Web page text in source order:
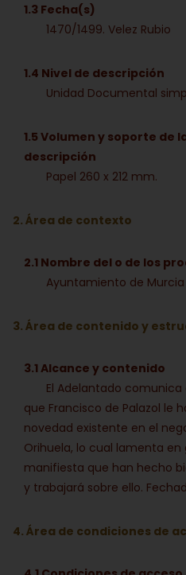
1.3 Fecha(s)
1470/1499. Velez Rubio
1.4 Nivel de descripción
Unidad Documental
1.5 Volumen y soporte de
descripción
Papel 260 x 212 mm.
2. Área de contexto
2.1 Nombre del o de los
Ayuntamiento de Murcia
3. Área de contenido y
3.1 Alcance y contenido
El Adelantado
que Francisco de Palazol le
novedad existente en el
Orihuela, lo cual lamenta en
manifiesta que han hecho
y trabajará sobre ello.
4. Área de condiciones de